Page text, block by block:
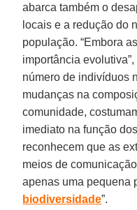
abarca também o
locais e a redução do
população. “Embora
importância
número de indivíduos
mudanças na
comunidade,
imediato na função
reconhecem que as
meios de
apenas uma pequena
biodiversidade”.